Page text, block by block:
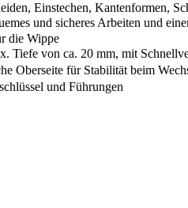
Einstechen, Kantenformen,
und sicheres Arbeiten und
die Wippe
Tiefe von ca. 20 mm, mit
Oberseite für Stabilität beim
und Führungen